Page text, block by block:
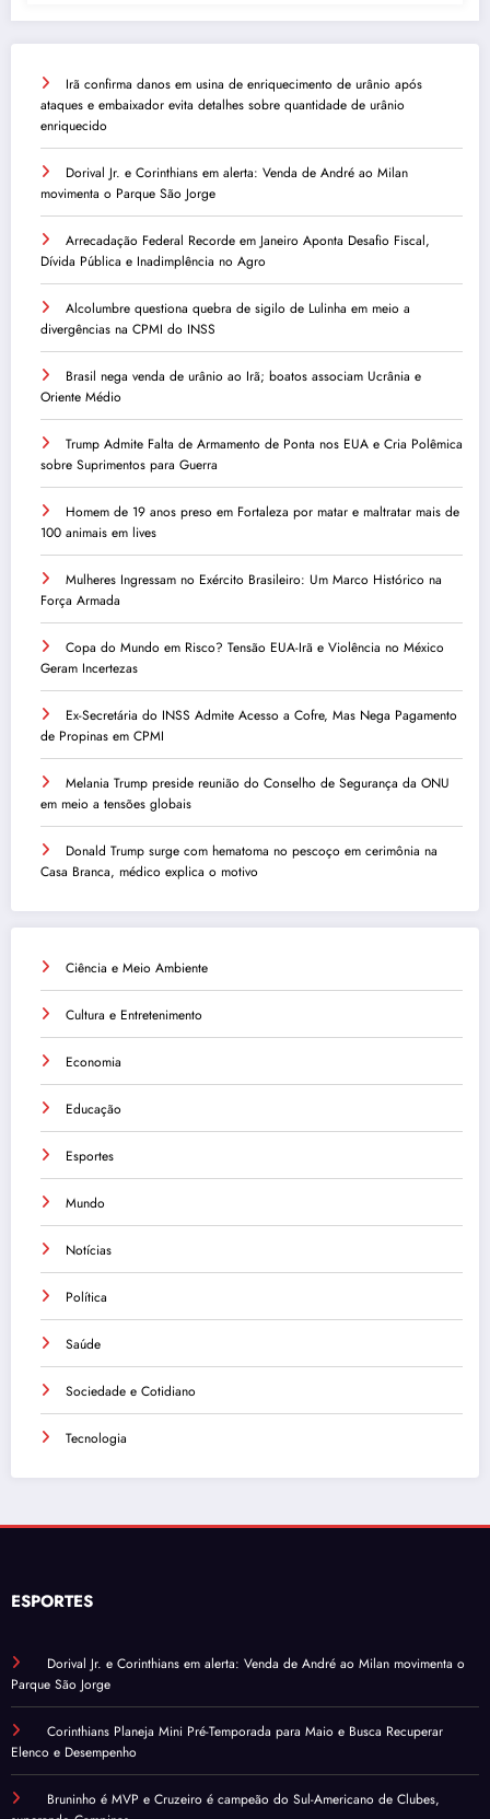
Irã confirma danos em usina de enriquecimento de urânio após
ataques e embaixador evita detalhes sobre quantidade de urânio
enriquecido
Dorival Jr. e Corinthians em alerta: Venda de André ao Milan
movimenta o Parque São Jorge
Arrecadação Federal Recorde em Janeiro Aponta Desafio Fiscal,
Dívida Pública e Inadimplência no Agro
Alcolumbre questiona quebra de sigilo de Lulinha em meio a
divergências na CPMI do INSS
Brasil nega venda de urânio ao Irã; boatos associam Ucrânia e
Oriente Médio
Trump Admite Falta de Armamento de Ponta nos EUA e Cria Polêmica
sobre Suprimentos para Guerra
Homem de 19 anos preso em Fortaleza por matar e maltratar mais de
100 animais em lives
Mulheres Ingressam no Exército Brasileiro: Um Marco Histórico na
Força Armada
Copa do Mundo em Risco? Tensão EUA-Irã e Violência no México
Geram Incertezas
Ex-Secretária do INSS Admite Acesso a Cofre, Mas Nega Pagamento
de Propinas em CPMI
Melania Trump preside reunião do Conselho de Segurança da ONU
em meio a tensões globais
Donald Trump surge com hematoma no pescoço em cerimônia na
Casa Branca, médico explica o motivo
Ciência e Meio Ambiente
Cultura e Entretenimento
Economia
Educação
Esportes
Mundo
Notícias
Política
Saúde
Sociedade e Cotidiano
Tecnologia
ESPORTES
Dorival Jr. e Corinthians em alerta: Venda de André ao Milan movimenta o
Parque São Jorge
Corinthians Planeja Mini Pré-Temporada para Maio e Busca Recuperar
Elenco e Desempenho
Bruninho é MVP e Cruzeiro é campeão do Sul-Americano de Clubes,